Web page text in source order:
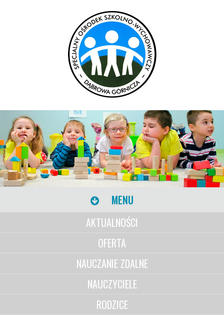
MENU
AKTUALNOŚCI
OFERTA
NAUCZANIE ZDALNE
NAUCZYCIELE
RODZICE